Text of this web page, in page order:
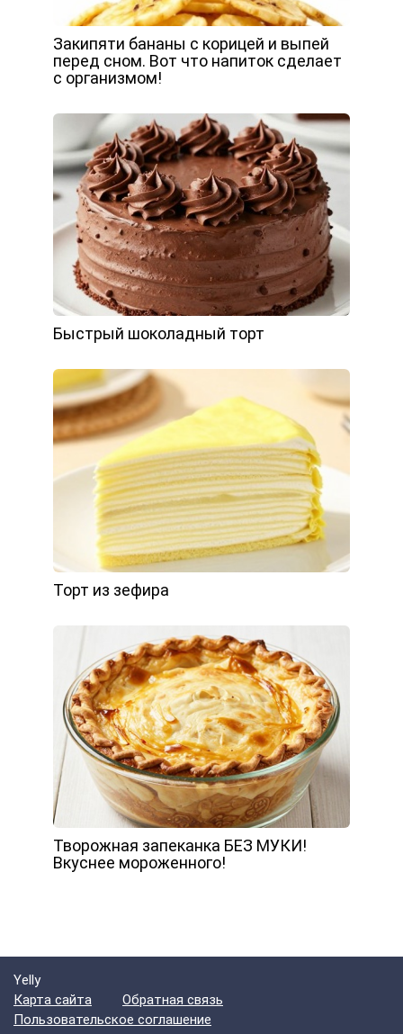
Закипяти бананы с корицей и выпей
перед сном. Вот что напиток сделает
с организмом!
Быстрый шоколадный торт
Торт из зефира
Творожная запеканка БЕЗ МУКИ!
Вкуснее мороженного!
Yelly
Карта сайта
Обратная связь
Пользовательское соглашение